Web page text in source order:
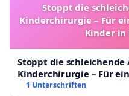
Stoppt die
Kinderchirurgie – Für
Kinder in
Stoppt die schleichende
Kinderchirurgie – Für
Kinder in Deutschland
1 Unterschriften